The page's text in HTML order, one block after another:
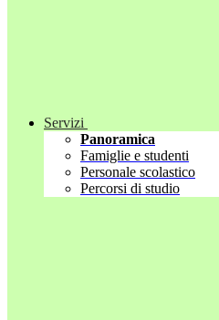
Servizi
Panoramica
Famiglie e studenti
Personale scolastico
Percorsi di studio